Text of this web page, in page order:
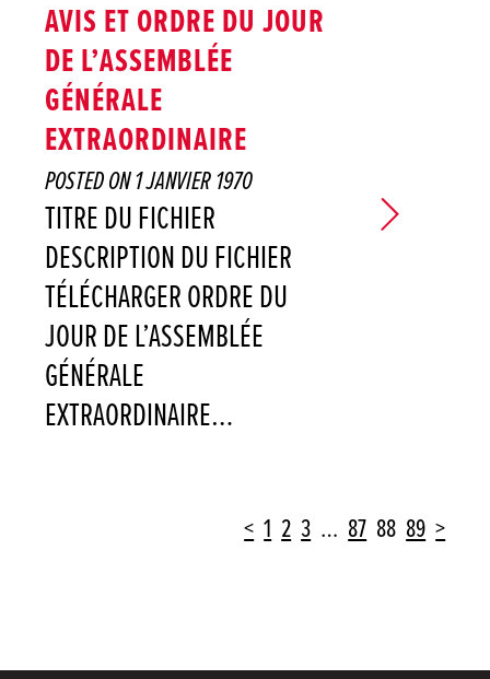
AVIS ET ORDRE DU JOUR
DE L’ASSEMBLÉE
GÉNÉRALE
EXTRAORDINAIRE
POSTED ON1 JANVIER 1970
TITRE DU FICHIER
DESCRIPTION DU FICHIER
TÉLÉCHARGER ORDRE DU
JOUR DE L’ASSEMBLÉE
GÉNÉRALE
EXTRAORDINAIRE…
< 1 2 3 … 87 88 89 >